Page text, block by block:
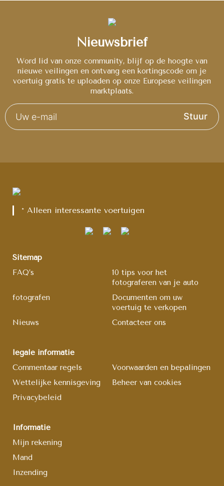
Nieuwsbrief
Word lid van onze community, blijf op de hoogte van
nieuwe veilingen en ontvang een kortingscode om je
voertuig gratis te uploaden op onze Europese veilingen
marktplaats.
Stuur
* Alleen interessante voertuigen
Sitemap
FAQ’s
10 tips voor het
fotograferen van je auto
fotografen
Documenten om uw
voertuig te verkopen
Nieuws
Contacteer ons
legale informatie
Commentaar regels
Voorwaarden en bepalingen
Wettelijke kennisgeving
Beheer van cookies
Privacybeleid
Informatie
Mijn rekening
Mand
Inzending